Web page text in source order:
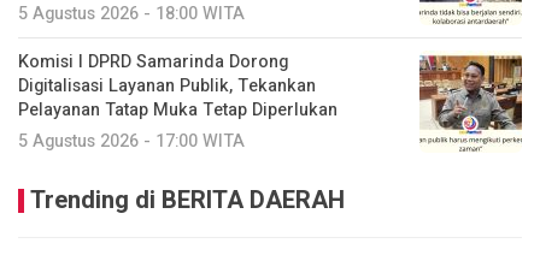
5 Agustus 2026 - 18:00 WITA
Komisi I DPRD Samarinda Dorong
Digitalisasi Layanan Publik, Tekankan
Pelayanan Tatap Muka Tetap Diperlukan
5 Agustus 2026 - 17:00 WITA
Trending di BERITA DAERAH